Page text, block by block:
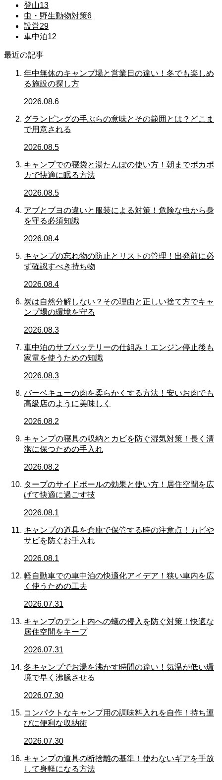
登山13
虫・野生動物対策6
設営29
車中泊12
最近の記事
年中無休のキャンプ場と営業日の違い！冬でも楽しめ
る施設の探し方
2026.08.6
グランピングの手ぶらの意味とその範囲とは？どこま
で用意される
2026.08.5
キャンプでの寝袋と湯たんぽの使い方！朝までポカポ
カで快適に眠る方法
2026.08.5
アブとブヨの違いと服装による対策！危険な虫から身
を守る必須知識
2026.08.4
キャンプの忘れ物の防止とリストの管理！出発前に必
ず確認すべき持ち物
2026.08.4
炭は自然分解しない？その理由と正しい捨て方でキャ
ンプ場の環境を守る
2026.08.3
車中泊のサブバッテリーの仕組み！エンジン停止後も
家電を使うための知識
2026.08.3
バーベキューの肉を柔らかくする方法！安いお肉でも
高級店のように美味しく
2026.08.2
キャンプの寝具の収納とカビを防ぐ湿気対策！長く清
潔に保つための手入れ
2026.08.2
タープのサイドポールの効果と使い方！居住空間を広
げて快適に過ごす技
2026.08.1
キャンプの道具を倉庫で保管する時の注意点！カビや
サビを防ぐお手入れ
2026.08.1
軽自動車での車中泊の快適化アイデア！狭い車内を広
く使うための工夫
2026.07.31
キャンプのテント内への蟻の侵入を防ぐ対策！快適な
居住空間をキープ
2026.07.31
冬キャンプでお湯を沸かす時間の違い！気温が低い環
境で早く沸騰させる
2026.07.30
コンパクトなキャンプ用の調味料入れを自作！持ち運
びに便利な収納術
2026.07.30
キャンプの道具の断捨離の基準！使わないギアを手放
して身軽になる方法